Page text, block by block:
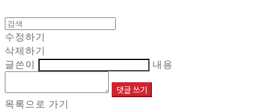
수정하기
삭제하기
글쓴이
내용
댓글 쓰기
목록으로 가기